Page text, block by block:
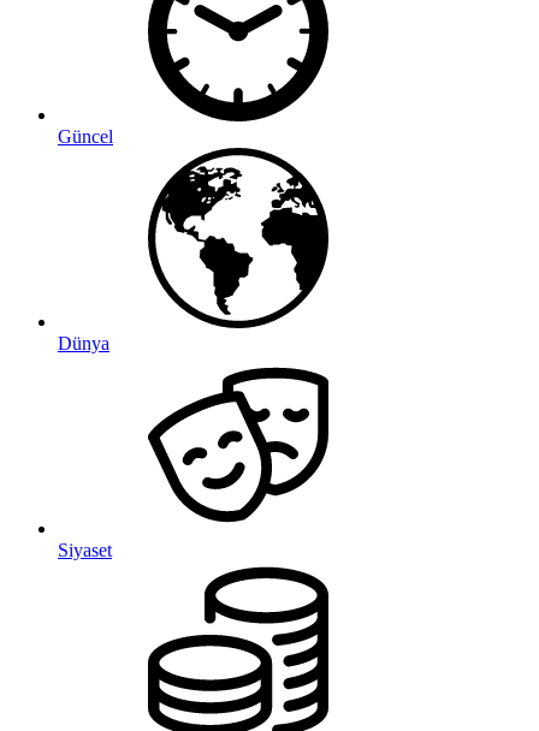
Güncel
Dünya
Siyaset